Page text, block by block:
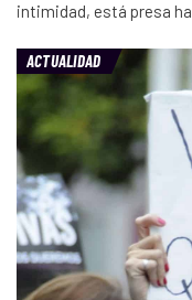
intimidad, está presa
ACTUALIDAD